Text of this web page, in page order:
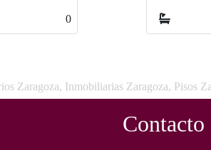
Zaragoza, Inmobiliarias Zaragoza, Pisos
Contacto